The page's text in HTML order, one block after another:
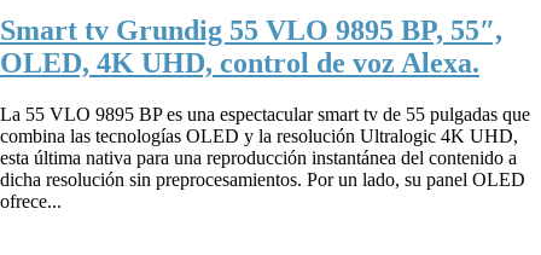
Smart tv Grundig 55 VLO 9895 BP, 55″,
OLED, 4K UHD, control de voz Alexa.
La 55 VLO 9895 BP es una espectacular smart tv de 55 pulgadas que
combina las tecnologías OLED y la resolución Ultralogic 4K UHD,
esta última nativa para una reproducción instantánea del contenido a
dicha resolución sin preprocesamientos. Por un lado, su panel OLED
ofrece...